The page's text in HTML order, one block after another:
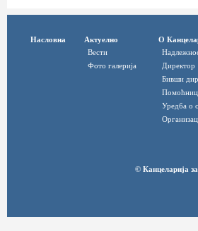
Насловна Актуелно
Вести
Фото галерија
О
Директор
Бивши
Уредба о
© Канцеларија